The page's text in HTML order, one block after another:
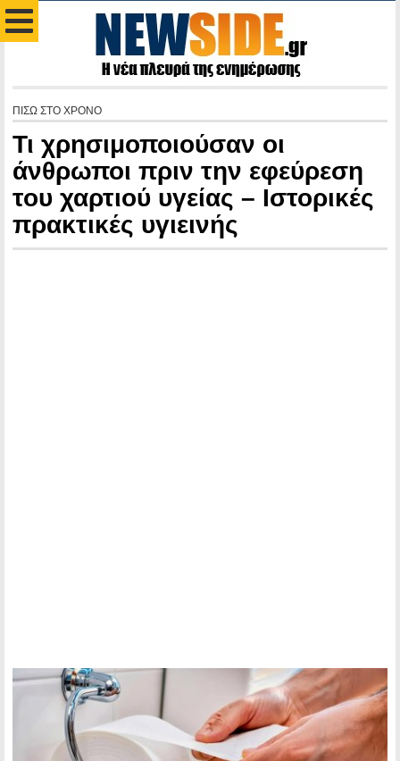
ΠΙΣΩ ΣΤΟ ΧΡΟΝΟ
Τι χρησιμοποιούσαν οι
άνθρωποι πριν την εφεύρεση
του χαρτιού υγείας – Ιστορικές
πρακτικές υγιεινής